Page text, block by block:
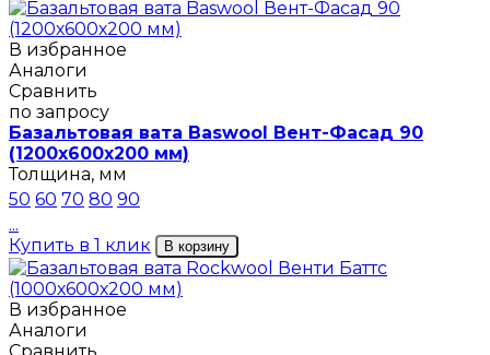
В избранное
Аналоги
Сравнить
по запросу
Базальтовая вата Baswool Вент-Фасад 90
(1200х600х200 мм)
Толщина, мм
50 60 70 80 90
...
Купить в 1 клик
В корзину
В избранное
Аналоги